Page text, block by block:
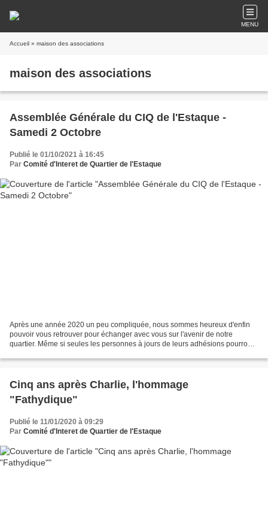
MENU
Accueil » maison des associations
maison des associations
Assemblée Générale du CIQ de l'Estaque -
Samedi 2 Octobre
Publié le 01/10/2021 à 16:45
Par Comité d'Interet de Quartier de l'Estaque
Après une année 2020 un peu compliquée, nous sommes heureux d'enfin
pouvoir vous retrouver pour échanger avec vous sur l'avenir de notre
quartier. Même si seules les personnes à jours de leurs adhésions pourront
Cinq ans après Charlie, l'hommage
"Fathydique"
Publié le 11/01/2020 à 09:29
Par Comité d'Interet de Quartier de l'Estaque